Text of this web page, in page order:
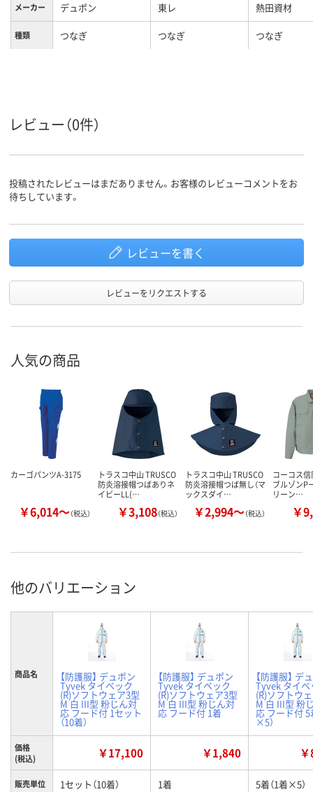
メーカー デュポン 東レ 熱田資材
種類 つなぎ つなぎ つなぎ
機能
袖口ゴム入、背ウエ
ゴム入、裾口ゴム入、
ーカバー付、接着可
能なあごカバー付、
縫い目はテープシー
レビュー（0件）
投稿されたレビューはまだありません。お客様のレビューコメントをお
待ちしています。
レビューを書く
レビューをリクエストする
人気の商品
カーゴパンツA-3175
￥6,014～（税込）
トラスコ中山 TRUSCO
防炎溶接帽つばありネ
イビーLL(…
￥3,108（税込）
トラスコ中山 TRUSCO
防炎溶接帽つば無し（マ
ックスダイ…
￥2,994～（税込）
コーコス
ブルゾンP
リーン…
￥
他のバリエーション
商品名 【防護服】 デュポン
Tyvek タイベック
(R)ソフトウェア3型
M 白 III型 粉じん対
応 フード付 1セット
（10着）
【防護服】 デュポン
Tyvek タイベック
(R)ソフトウェア3型
M 白 III型 粉じん対
応 フード付 1着
【防護服】 デ
Tyvek タイベ
(R)ソフトウ
M 白 III型 粉
応 フード付 5
×5）
価格
(税込)
￥17,100 ￥1,840
販売単位 1セット（10着） 1着 5着（1着×5）